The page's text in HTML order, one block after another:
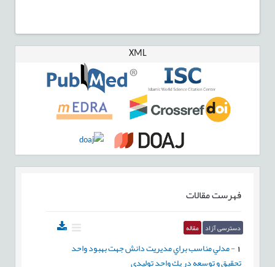
XML
فهرست مقالات
دسترسی آزاد مقاله
-مدلي مناسب براي مديريت دانش جهت بهبود واحد
تحقيق و توسعه در يك واحد توليدي